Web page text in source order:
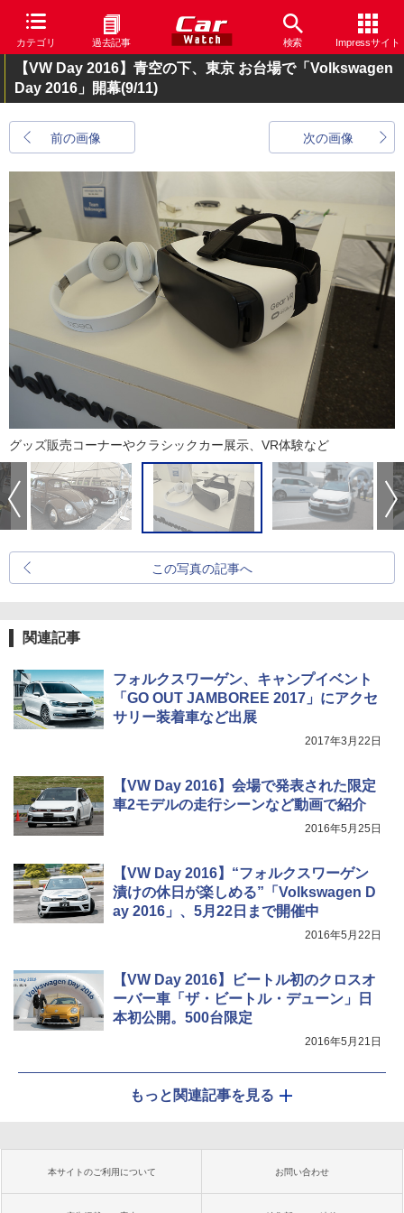
カテゴリ 過去記事 検索 Impressサイト
【VW Day 2016】青空の下、東京 お台場で「Volkswagen
Day 2016」開幕(9/11)
前の画像 次の画像
グッズ販売コーナーやクラシックカー展示、VR体験など
この写真の記事へ
関連記事
フォルクスワーゲン、キャンプイベント
「GO OUT JAMBOREE 2017」にアクセ
サリー装着車など出展
2017年3月22日
【VW Day 2016】会場で発表された限定
車2モデルの走行シーンなど動画で紹介
2016年5月25日
【VW Day 2016】“フォルクスワーゲン
漬けの休日が楽しめる”「Volkswagen D
ay 2016」、5月22日まで開催中
2016年5月22日
【VW Day 2016】ビートル初のクロスオ
ーバー車「ザ・ビートル・デューン」日
本初公開。500台限定
2016年5月21日
もっと関連記事を見る
本サイトのご利用について お問い合わせ